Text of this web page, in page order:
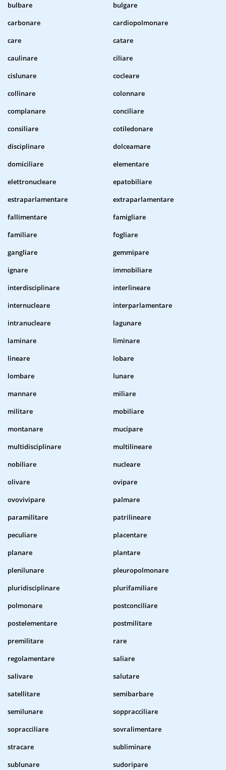
bulbare
bulgare
carbonare
cardiopolmonare
care
catare
caulinare
ciliare
cislunare
cocleare
collinare
colonnare
complanare
conciliare
consiliare
cotiledonare
disciplinare
dolceamare
domiciliare
elementare
elettronucleare
epatobiliare
estraparlamentare
extraparlamentare
fallimentare
famigliare
familiare
fogliare
gangliare
gemmipare
ignare
immobiliare
interdisciplinare
interlineare
internucleare
interparlamentare
intranucleare
lagunare
laminare
liminare
lineare
lobare
lombare
lunare
mannare
miliare
militare
mobiliare
montanare
mucipare
multidisciplinare
multilineare
nobiliare
nucleare
olivare
ovipare
ovovivipare
palmare
paramilitare
patrilineare
peculiare
placentare
planare
plantare
plenilunare
pleuropolmonare
pluridisciplinare
plurifamiliare
polmonare
postconciliare
postelementare
postmilitare
premilitare
rare
regolamentare
saliare
salivare
salutare
satellitare
semibarbare
semilunare
soppracciliare
sopracciliare
sovralimentare
stracare
subliminare
sublunare
sudoripare